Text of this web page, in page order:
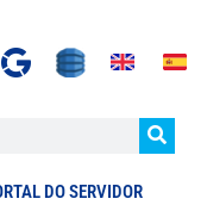
DO SERVIDOR